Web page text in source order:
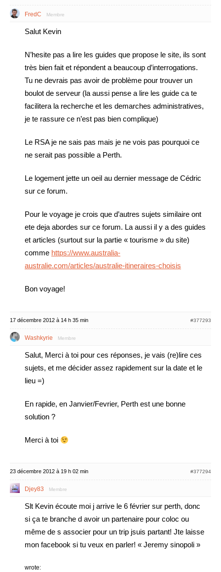
FredC Membre
Salut Kevin
N’hesite pas a lire les guides que propose le site, ils sont
très bien fait et répondent a beaucoup d’interrogations.
Tu ne devrais pas avoir de problème pour trouver un
boulot de serveur (la aussi pense a lire les guide ca te
facilitera la recherche et les demarches administratives,
je te rassure ce n’est pas bien complique)
Le RSA je ne sais pas mais je ne vois pas pourquoi ce
ne serait pas possible a Perth.
Le logement jette un oeil au dernier message de Cédric
sur ce forum.
Pour le voyage je crois que d’autres sujets similaire ont
ete deja abordes sur ce forum. La aussi il y a des guides
et articles (surtout sur la partie « tourisme » du site)
comme https://www.australia-
australie.com/articles/australie-itineraires-choisis
Bon voyage!
17 décembre 2012 à 14 h 35 min #377293
Washkyrie Membre
Salut, Merci à toi pour ces réponses, je vais (re)lire ces
sujets, et me décider assez rapidement sur la date et le
lieu =)
En rapide, en Janvier/Fevrier, Perth est une bonne
solution ?
Merci à toi
23 décembre 2012 à 19 h 02 min #377294
Djey83 Membre
Slt Kevin écoute moi j arrive le 6 février sur perth, donc
si ça te branche d avoir un partenaire pour coloc ou
même de s associer pour un trip jsuis partant! Jte laisse
mon facebook si tu veux en parler! « Jeremy sinopoli »
wrote: